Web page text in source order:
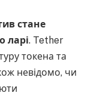
стане
ларі. Tether
токена та
невідомо, чи